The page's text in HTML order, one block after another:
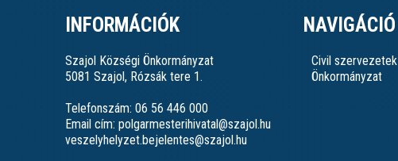
INFORMÁCIÓK
Szajol Községi Önkormányzat
5081 Szajol, Rózsák tere 1.
Telefonszám: 06 56 446 000
Email cím: polgarmesterihivatal@szajol.hu
veszelyhelyzet.bejelentes@szajol.hu
NAVIGÁCIÓ
Civil szervezetek
Önkormányzat